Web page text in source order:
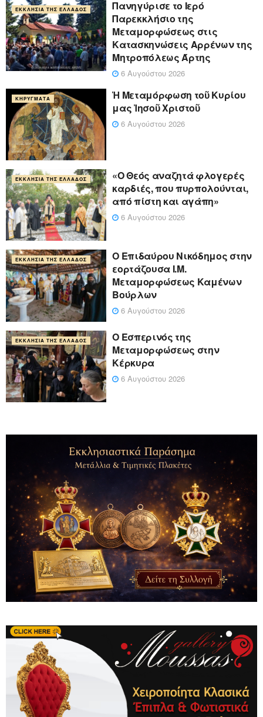
ΕΚΚΛΗΣΊΑ ΤΗΣ ΕΛΛΆΔΟΣ
Πανηγύρισε το Ιερό
Παρεκκλήσιο της
Μεταμορφώσεως στις
Κατασκηνώσεις Αρρένων της
Μητροπόλεως Άρτης
6 Αυγούστου 2026
ΚΗΡΎΓΜΑΤΑ
Ἡ Μεταμόρφωση τοῦ Κυρίου
μας Ἰησοῦ Χριστοῦ
6 Αυγούστου 2026
ΕΚΚΛΗΣΊΑ ΤΗΣ ΕΛΛΆΔΟΣ
«Ο Θεός αναζητά φλογερές
καρδιές, που πυρπολούνται,
από πίστη και αγάπη»
6 Αυγούστου 2026
ΕΚΚΛΗΣΊΑ ΤΗΣ ΕΛΛΆΔΟΣ
Ο Επιδαύρου Νικόδημος στην
εορτάζουσα Ι.Μ.
Μεταμορφώσεως Καμένων
Βούρλων
6 Αυγούστου 2026
ΕΚΚΛΗΣΊΑ ΤΗΣ ΕΛΛΆΔΟΣ
Ο Εσπερινός της
Μεταμορφώσεως στην
Κέρκυρα
6 Αυγούστου 2026